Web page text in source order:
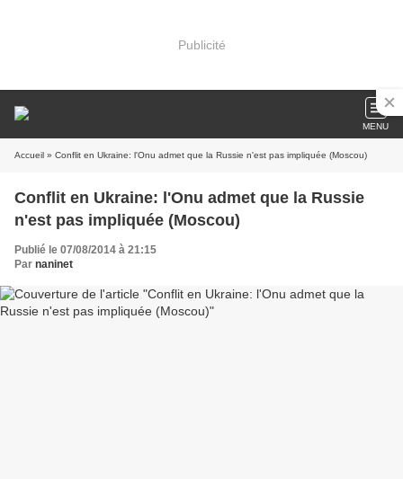
Publicité
MENU
Accueil » Conflit en Ukraine: l'Onu admet que la Russie n'est pas impliquée (Moscou)
Conflit en Ukraine: l'Onu admet que la Russie
n'est pas impliquée (Moscou)
Publié le 07/08/2014 à 21:15
Par naninet